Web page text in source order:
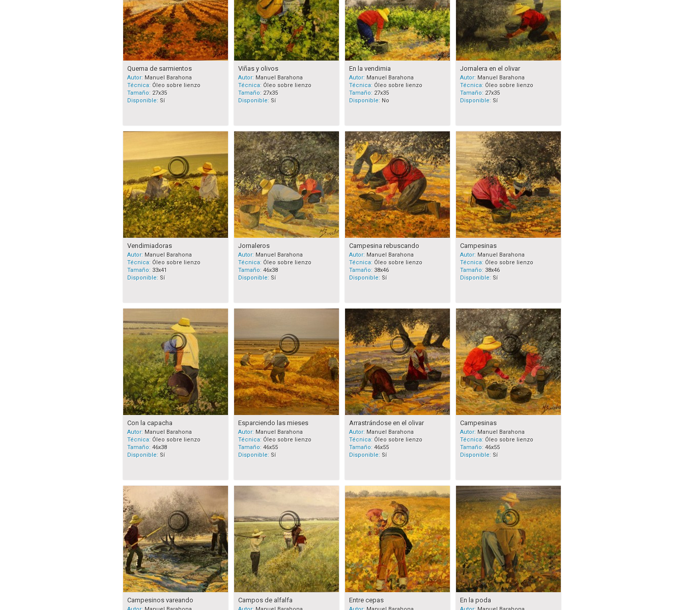
Quema de sarmientos
Autor: Manuel Barahona
Técnica: Óleo sobre lienzo
Tamaño: 27x35
Disponible: Sí
Viñas y olivos
Autor: Manuel Barahona
Técnica: Óleo sobre lienzo
Tamaño: 27x35
Disponible: Sí
En la vendimia
Autor: Manuel Barahona
Técnica: Óleo sobre lienzo
Tamaño: 27x35
Disponible: No
Jornalera en el olivar
Autor: Manuel Barahona
Técnica: Óleo sobre lienzo
Tamaño: 27x35
Disponible: Sí
Vendimiadoras
Autor: Manuel Barahona
Técnica: Óleo sobre lienzo
Tamaño: 33x41
Disponible: Sí
Jornaleros
Autor: Manuel Barahona
Técnica: Óleo sobre lienzo
Tamaño: 46x38
Disponible: Sí
Campesina rebuscando
Autor: Manuel Barahona
Técnica: Óleo sobre lienzo
Tamaño: 38x46
Disponible: Sí
Campesinas
Autor: Manuel Barahona
Técnica: Óleo sobre lienzo
Tamaño: 38x46
Disponible: Sí
Con la capacha
Autor: Manuel Barahona
Técnica: Óleo sobre lienzo
Tamaño: 46x38
Disponible: Sí
Esparciendo las mieses
Autor: Manuel Barahona
Técnica: Óleo sobre lienzo
Tamaño: 46x55
Disponible: Sí
Arrastrándose en el olivar
Autor: Manuel Barahona
Técnica: Óleo sobre lienzo
Tamaño: 46x55
Disponible: Sí
Campesinas
Autor: Manuel Barahona
Técnica: Óleo sobre lienzo
Tamaño: 46x55
Disponible: Sí
Campesinos vareando Campos de alfalfa Entre cepas En la poda